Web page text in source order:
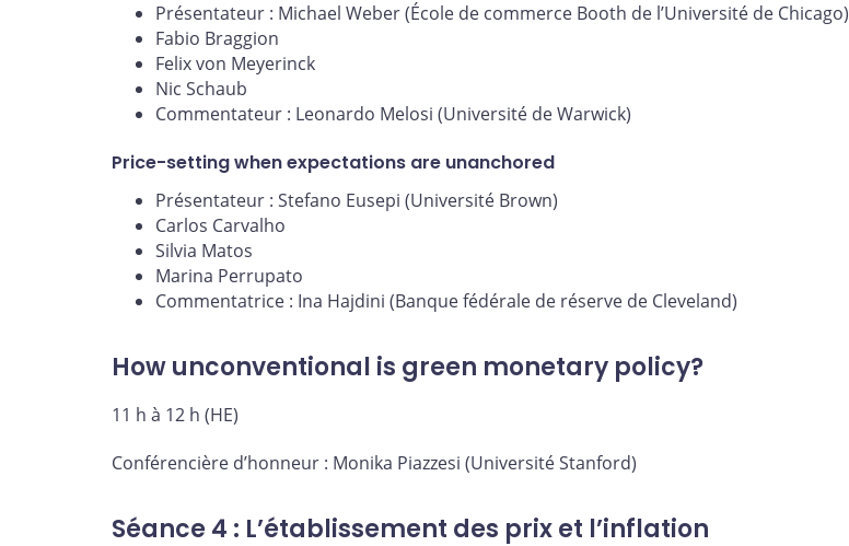
Présentateur : Michael Weber (École de commerce Booth de l’Université de Chicago)
Fabio Braggion
Felix von Meyerinck
Nic Schaub
Commentateur : Leonardo Melosi (Université de Warwick)
Price-setting when expectations are unanchored
Présentateur : Stefano Eusepi (Université Brown)
Carlos Carvalho
Silvia Matos
Marina Perrupato
Commentatrice : Ina Hajdini (Banque fédérale de réserve de Cleveland)
How unconventional is green monetary policy?
11 h à 12 h (HE)
Conférencière d’honneur : Monika Piazzesi (Université Stanford)
Séance 4 : L’établissement des prix et l’inflation